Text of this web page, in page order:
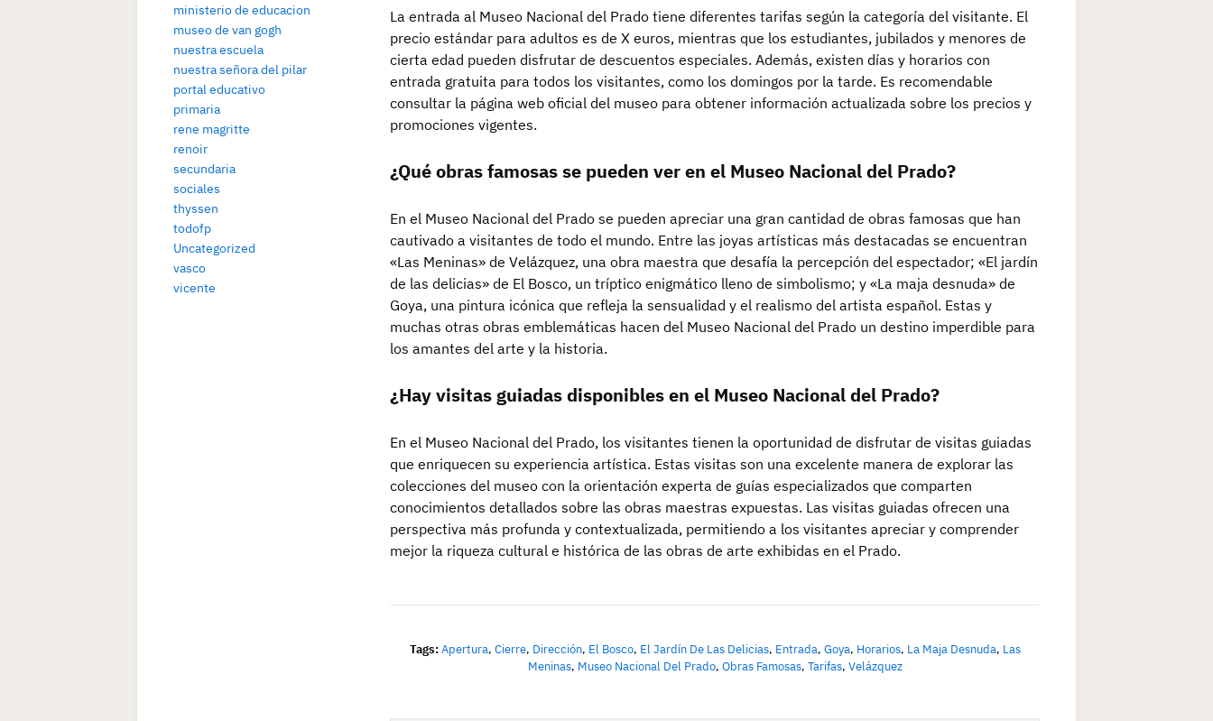
ministerio de educacion
museo de van gogh
nuestra escuela
nuestra señora del pilar
portal educativo
primaria
rene magritte
renoir
secundaria
sociales
thyssen
todofp
Uncategorized
vasco
vicente
La entrada al Museo Nacional del Prado tiene diferentes tarifas según la categoría del visitante. El
precio estándar para adultos es de X euros, mientras que los estudiantes, jubilados y menores de
cierta edad pueden disfrutar de descuentos especiales. Además, existen días y horarios con
entrada gratuita para todos los visitantes, como los domingos por la tarde. Es recomendable
consultar la página web oficial del museo para obtener información actualizada sobre los precios y
promociones vigentes.
¿Qué obras famosas se pueden ver en el Museo Nacional del Prado?
En el Museo Nacional del Prado se pueden apreciar una gran cantidad de obras famosas que han
cautivado a visitantes de todo el mundo. Entre las joyas artísticas más destacadas se encuentran
«Las Meninas» de Velázquez, una obra maestra que desafía la percepción del espectador; «El jardín
de las delicias» de El Bosco, un tríptico enigmático lleno de simbolismo; y «La maja desnuda» de
Goya, una pintura icónica que refleja la sensualidad y el realismo del artista español. Estas y
muchas otras obras emblemáticas hacen del Museo Nacional del Prado un destino imperdible para
los amantes del arte y la historia.
¿Hay visitas guiadas disponibles en el Museo Nacional del Prado?
En el Museo Nacional del Prado, los visitantes tienen la oportunidad de disfrutar de visitas guiadas
que enriquecen su experiencia artística. Estas visitas son una excelente manera de explorar las
colecciones del museo con la orientación experta de guías especializados que comparten
conocimientos detallados sobre las obras maestras expuestas. Las visitas guiadas ofrecen una
perspectiva más profunda y contextualizada, permitiendo a los visitantes apreciar y comprender
mejor la riqueza cultural e histórica de las obras de arte exhibidas en el Prado.
Tags: Apertura, Cierre, Dirección, El Bosco, El Jardín De Las Delicias, Entrada, Goya, Horarios, La Maja Desnuda, Las
Meninas, Museo Nacional Del Prado, Obras Famosas, Tarifas, Velázquez